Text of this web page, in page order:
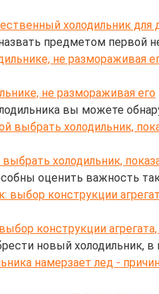
холодильник
предметом первой
не размораживая его
вы можете
выбрать холодильник,
оценить важность
конструкции
новый холодильник,